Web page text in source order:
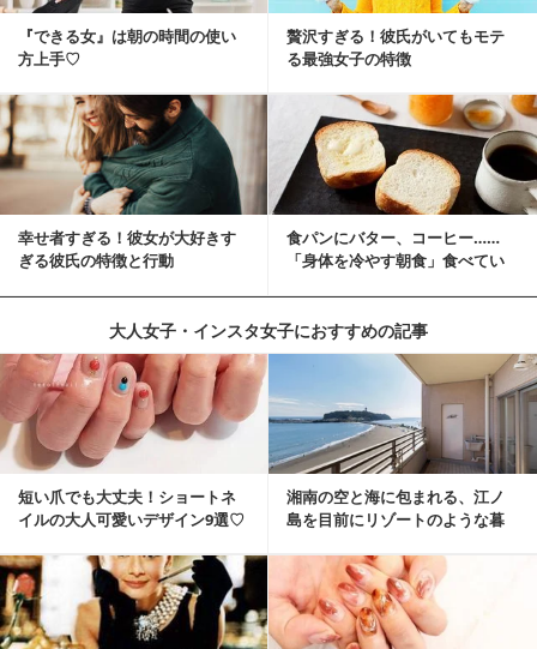
『できる女』は朝の時間の使い
方上手♡
贅沢すぎる！彼氏がいてもモテ
る最強女子の特徴
幸せ者すぎる！彼女が大好きす
ぎる彼氏の特徴と行動
食パンにバター、コーヒー……
「身体を冷やす朝食」食べてい
大人女子・インスタ女子におすすめの記事
短い爪でも大丈夫！ショートネ
イルの大人可愛いデザイン9選♡
湘南の空と海に包まれる、江ノ
島を目前にリゾートのような暮